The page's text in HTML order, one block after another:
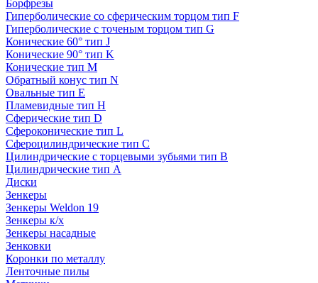
Борфрезы
Гиперболические cо сферическим торцом тип F
Гиперболические с точеным торцом тип G
Конические 60° тип J
Конические 90° тип K
Конические тип M
Обратный конус тип N
Овальные тип E
Пламевидные тип H
Сферические тип D
Сфероконические тип L
Сфероцилиндрические тип C
Цилиндрические с торцевыми зубьями тип B
Цилиндрические тип А
Диски
Зенкеры
Зенкеры Weldon 19
Зенкеры к/х
Зенкеры насадные
Зенковки
Коронки по металлу
Ленточные пилы